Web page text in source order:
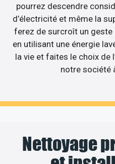
pourrez descendre
d’électricité et même la
ferez de surcroît un
en utilisant une énergie
la vie et faites le choix de
notre société
Nettoyage